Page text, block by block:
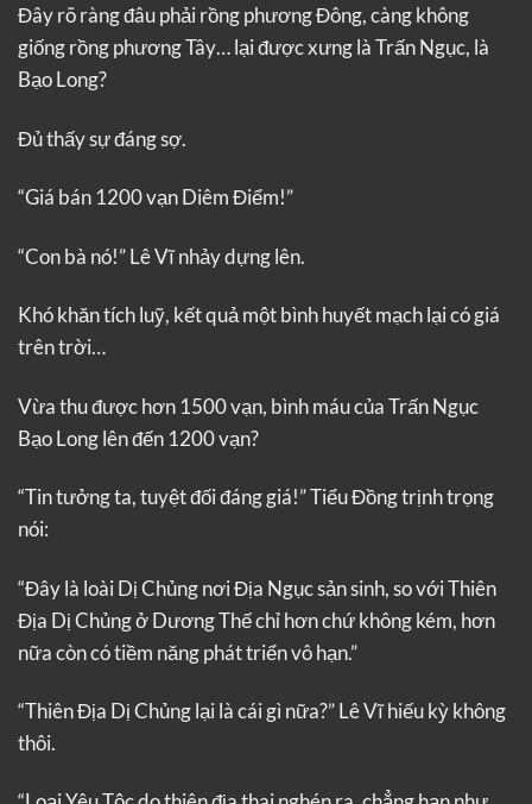
Đây rõ ràng đâu phải rồng phương Đông, càng không
giống rồng phương Tây… lại được xưng là Trấn Ngục, là
Bạo Long?
Đủ thấy sự đáng sợ.
“Giá bán 1200 vạn Diêm Điểm!”
“Con bà nó!” Lê Vĩ nhảy dựng lên.
Khó khăn tích luỹ, kết quả một bình huyết mạch lại có giá
trên trời…
Vừa thu được hơn 1500 vạn, bình máu của Trấn Ngục
Bạo Long lên đến 1200 vạn?
“Tin tưởng ta, tuyệt đối đáng giá!” Tiểu Đồng trịnh trọng
nói:
“Đây là loài Dị Chủng nơi Địa Ngục sản sinh, so với Thiên
Địa Dị Chủng ở Dương Thế chỉ hơn chứ không kém, hơn
nữa còn có tiềm năng phát triển vô hạn.”
“Thiên Địa Dị Chủng lại là cái gì nữa?” Lê Vĩ hiếu kỳ không
thôi.